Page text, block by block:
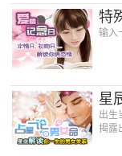
特
输入
星
出生
揭露